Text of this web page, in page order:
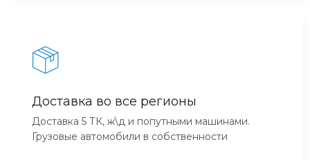
Доставка во все регионы
Доставка 5 ТК, ж\д и попутными машинами.
Грузовые автомобили в собственности